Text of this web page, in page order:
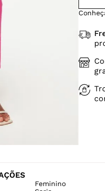
Feminino